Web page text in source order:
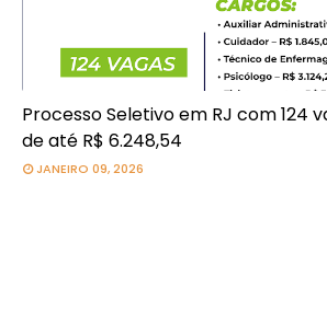
Processo Seletivo em RJ com 124
de até R$ 6.248,54
JANEIRO 09, 2026